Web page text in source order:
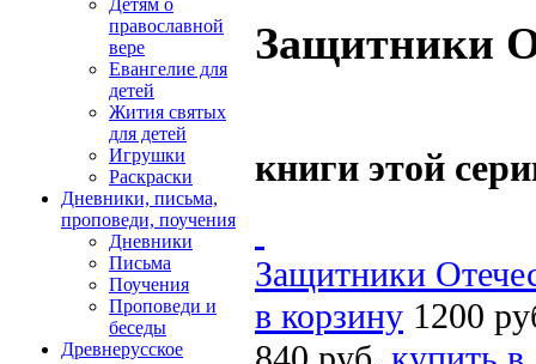
Детям о
православной
вере
Евангелие для
детей
Жития святых
для детей
Игрушки
Раскраски
Дневники, письма,
проповеди, поучения
Дневники
Письма
Поучения
Проповеди и
беседы
Древнерусское
Защитники
книги этой
Защитники
в корзину 1200